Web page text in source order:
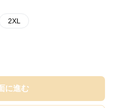
2XL
に進む